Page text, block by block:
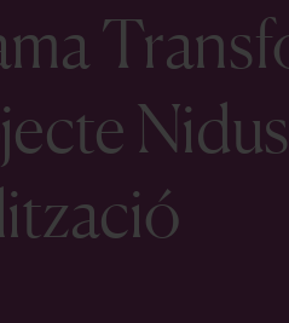
Nidus